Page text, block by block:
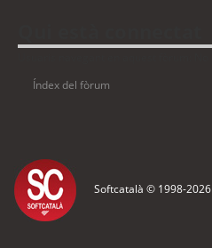
Índex del fòrum
Softcatalà © 1998-2026